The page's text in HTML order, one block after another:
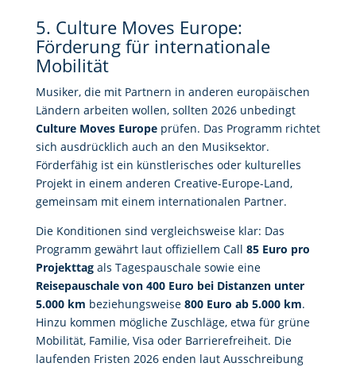
5. Culture Moves Europe:
Förderung für internationale
Mobilität
Musiker, die mit Partnern in anderen europäischen
Ländern arbeiten wollen, sollten 2026 unbedingt
Culture Moves Europeprüfen. Das Programm richtet
sich ausdrücklich auch an den Musiksektor.
Förderfähig ist ein künstlerisches oder kulturelles
Projekt in einem anderen Creative-Europe-Land,
gemeinsam mit einem internationalen Partner.
Die Konditionen sind vergleichsweise klar: Das
Programm gewährt laut offiziellem Call 85 Euro pro
Projekttagals Tagespauschale sowie eine
Reisepauschale von 400 Euro bei Distanzen unter
5.000 km beziehungsweise 800 Euro ab 5.000 km.
Hinzu kommen mögliche Zuschläge, etwa für grüne
Mobilität, Familie, Visa oder Barrierefreiheit. Die
laufenden Fristen 2026 enden laut Ausschreibung